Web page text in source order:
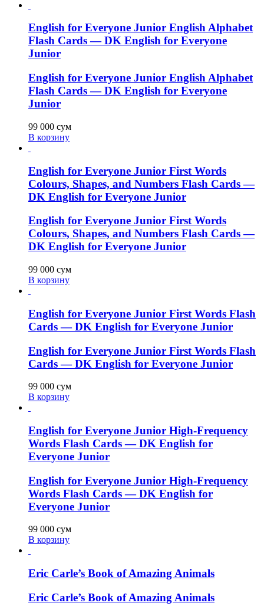
English for Everyone Junior English Alphabet
Flash Cards — DK English for Everyone
Junior
English for Everyone Junior English Alphabet
Flash Cards — DK English for Everyone
Junior
99 000 сум
В корзину
English for Everyone Junior First Words
Colours, Shapes, and Numbers Flash Cards —
DK English for Everyone Junior
English for Everyone Junior First Words
Colours, Shapes, and Numbers Flash Cards —
DK English for Everyone Junior
99 000 сум
В корзину
English for Everyone Junior First Words Flash
Cards — DK English for Everyone Junior
English for Everyone Junior First Words Flash
Cards — DK English for Everyone Junior
99 000 сум
В корзину
English for Everyone Junior High-Frequency
Words Flash Cards — DK English for
Everyone Junior
English for Everyone Junior High-Frequency
Words Flash Cards — DK English for
Everyone Junior
99 000 сум
В корзину
Eric Carle’s Book of Amazing Animals
Eric Carle’s Book of Amazing Animals